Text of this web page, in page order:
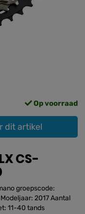
Op voorraad
dit artikel
CS-
groepscode:
2017 Aantal
11-40 tands